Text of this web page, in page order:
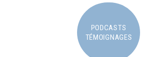
PODCASTS
TÉMOIGNAGES